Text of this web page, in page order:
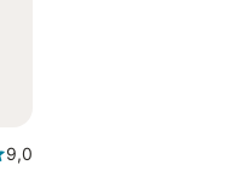
9,0